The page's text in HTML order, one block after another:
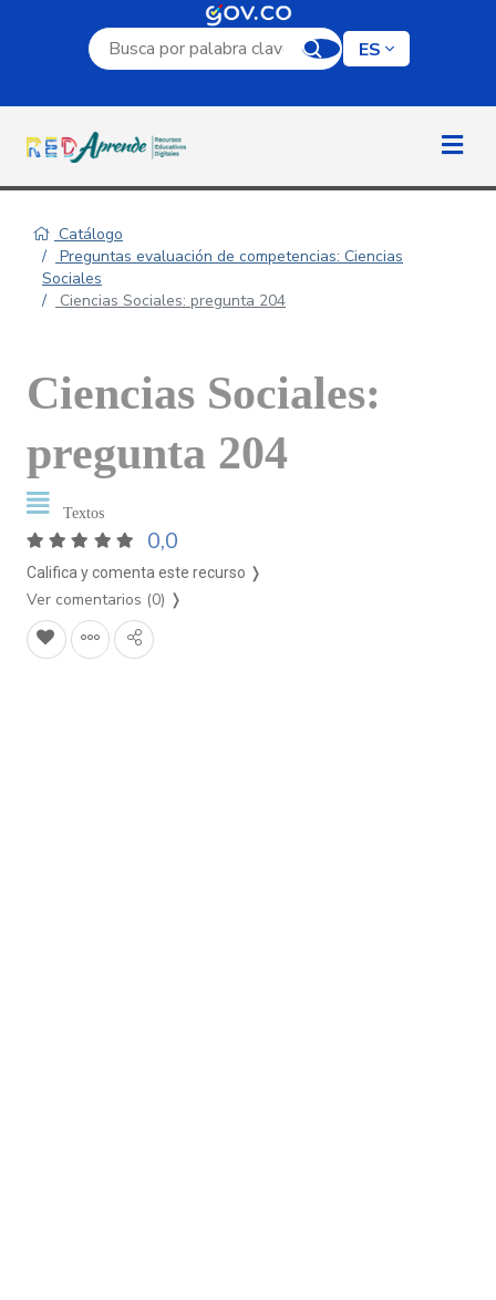
Campo de búsqueda por palabra clave
ES
Catálogo
Preguntas evaluación de competencias: Ciencias
Sociales
Ciencias Sociales: pregunta 204
Ciencias Sociales:
pregunta 204
Textos
0,0
Califica y comenta este recurso ❭
Ver comentarios (0) ❭